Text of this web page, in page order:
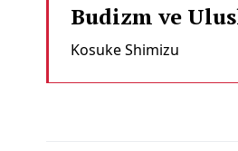
Budizm ve
Kosuke Shimizu